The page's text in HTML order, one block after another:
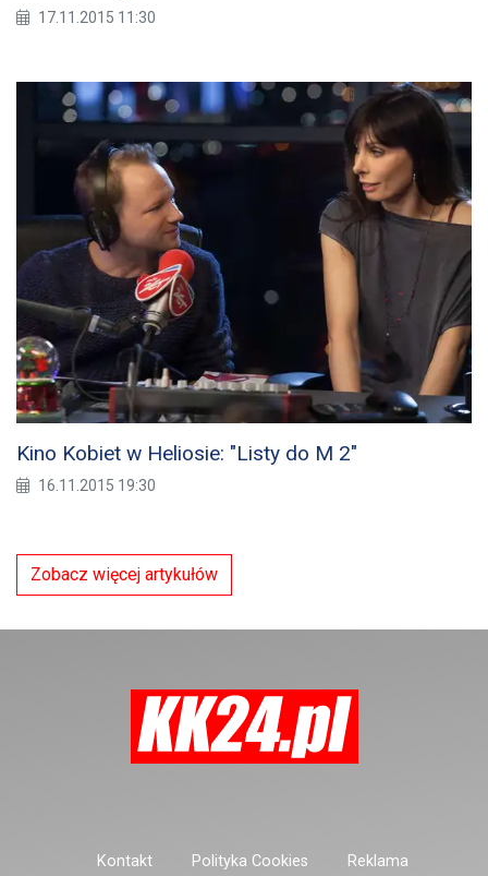
17.11.2015 11:30
Kino Kobiet w Heliosie: "Listy do M 2"
16.11.2015 19:30
Zobacz więcej artykułów
Kontakt Polityka Cookies Reklama